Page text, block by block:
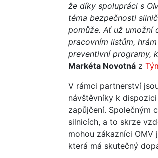
že díky spolupráci s
téma bezpečnosti
pomůže. Ať už umožní
pracovním listům,
preventivní programy,
Markéta Novotná z
V rámci partnerství
návštěvníky k
zapůjčení. Společným
silnicích, a to skrze
mohou zákazníci
která má skutečný